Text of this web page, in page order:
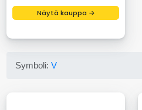
Näytä kauppa →
Symboli:V